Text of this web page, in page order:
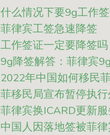
什么情况下要9g工作
菲律宾工签急速降签
工作签证一定要降签
9g降签解答：菲律宾
2022年中国如何移民
菲移民局宣布暂停执
菲律宾换ICARD更新
中国人因落地签被菲律